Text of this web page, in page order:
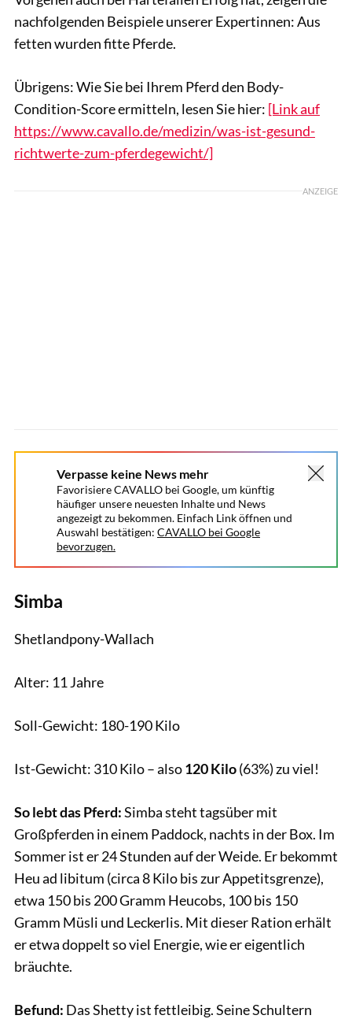
nachfolgenden Beispiele unserer Expertinnen: Aus
fetten wurden fitte Pferde.
Übrigens: Wie Sie bei Ihrem Pferd den Body-
Condition-Score ermitteln, lesen Sie hier: [Link auf
https://www.cavallo.de/medizin/was-ist-gesund-
richtwerte-zum-pferdegewicht/]
ANZEIGE
Verpasse keine News mehr
Favorisiere CAVALLO bei Google, um künftig
häufiger unsere neuesten Inhalte und News
angezeigt zu bekommen. Einfach Link öffnen und
Auswahl bestätigen: CAVALLO bei Google
bevorzugen.
Simba
Shetlandpony-Wallach
Alter: 11 Jahre
Soll-Gewicht: 180-190 Kilo
Ist-Gewicht: 310 Kilo – also120 Kilo(63%) zu viel!
So lebt das Pferd:Simba steht tagsüber mit
Großpferden in einem Paddock, nachts in der Box. Im
Sommer ist er 24 Stunden auf der Weide. Er bekommt
Heu ad libitum (circa 8 Kilo bis zur Appetitsgrenze),
etwa 150 bis 200 Gramm Heucobs, 100 bis 150
Gramm Müsli und Leckerlis. Mit dieser Ration erhält
er etwa doppelt so viel Energie, wie er eigentlich
bräuchte.
Befund: Das Shetty ist fettleibig. Seine Schultern